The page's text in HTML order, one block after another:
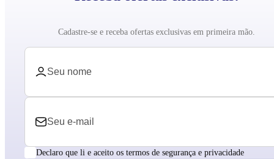
Cadastre-se e receba ofertas exclusivas em primeira mão.
Declaro que li e aceito os termos de segurança e privacidade